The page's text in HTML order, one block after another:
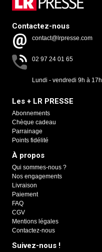
Contactez-nous
contact@lrpresse.com
02 97 24 01 65
Lundi - vendredi 9h à 17h
Les + LR PRESSE
Abonnements
Chèque cadeau
Parrainage
Points fidélité
À propos
Qui sommes-nous ?
Nos engagements
Livraison
Paiement
FAQ
CGV
Mentions légales
Contactez-nous
Suivez-nous !